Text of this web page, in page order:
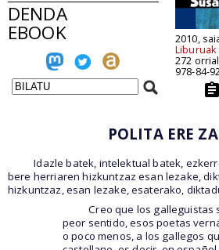
DENDA
EBOOK 2010,
Liburuak
272
978-84-
POLITA ERE
Idazle batek, intelektual batek,
bere herriaren hizkuntzaz esan lezake,
hizkuntzaz, esan lezake, esaterako,
Creo que los galleguistas
peor sentido, esos poetas
o poco menos, a los gallegos